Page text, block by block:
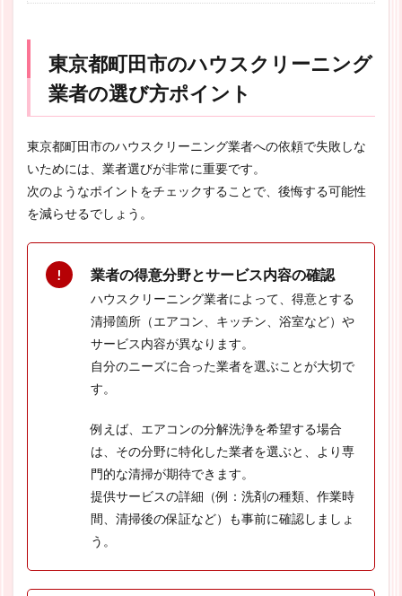
東京都町田市のハウスクリーニング
業者の選び方ポイント
東京都町田市のハウスクリーニング業者への依頼で失敗しな
いためには、業者選びが非常に重要です。
次のようなポイントをチェックすることで、後悔する可能性
を減らせるでしょう。
業者の得意分野とサービス内容の確認
ハウスクリーニング業者によって、得意とする
清掃箇所（エアコン、キッチン、浴室など）や
サービス内容が異なります。
自分のニーズに合った業者を選ぶことが大切で
す。
例えば、エアコンの分解洗浄を希望する場合
は、その分野に特化した業者を選ぶと、より専
門的な清掃が期待できます。
提供サービスの詳細（例：洗剤の種類、作業時
間、清掃後の保証など）も事前に確認しましょ
う。